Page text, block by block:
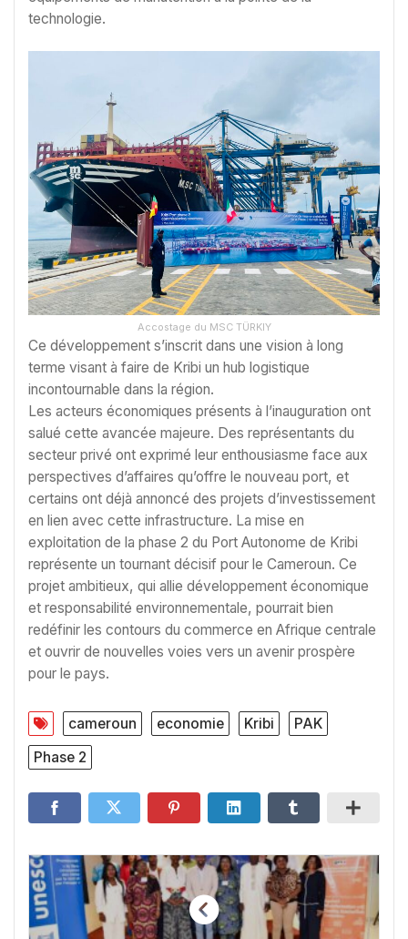
technologie.
Accostage du MSC TÜRKIY
Ce développement s’inscrit dans une vision à long
terme visant à faire de Kribi un hub logistique
incontournable dans la région.
Les acteurs économiques présents à l’inauguration ont
salué cette avancée majeure. Des représentants du
secteur privé ont exprimé leur enthousiasme face aux
perspectives d’affaires qu’offre le nouveau port, et
certains ont déjà annoncé des projets d’investissement
en lien avec cette infrastructure. La mise en
exploitation de la phase 2 du Port Autonome de Kribi
représente un tournant décisif pour le Cameroun. Ce
projet ambitieux, qui allie développement économique
et responsabilité environnementale, pourrait bien
redéfinir les contours du commerce en Afrique centrale
et ouvrir de nouvelles voies vers un avenir prospère
pour le pays.
cameroun economie Kribi
PAK
Phase 2